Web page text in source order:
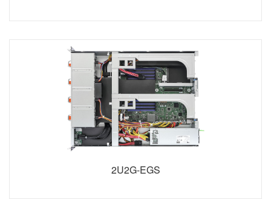
2U2G-EGS